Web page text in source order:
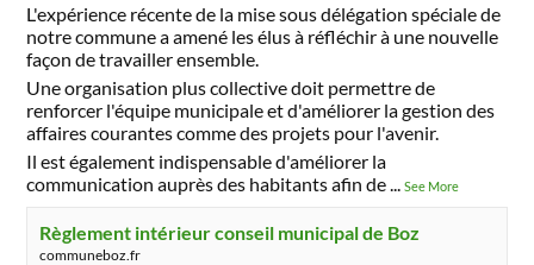
L'expérience récente de la mise sous délégation spéciale de
notre commune a amené les élus à réfléchir à une nouvelle
façon de travailler ensemble.
Une organisation plus collective doit permettre de
renforcer l'équipe municipale et d'améliorer la gestion des
affaires courantes comme des projets pour l'avenir.
Il est également indispensable d'améliorer la
communication auprès des habitants afin de
...See More
Règlement intérieur conseil municipal de Boz
communeboz.fr